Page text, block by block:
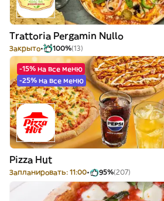
Trattoria Pergamin Nullo
Закрыто 100%(13)
-15% на все меню
-25% на все меню
Pizza Hut
Запланировать: 11:00 95%(207)